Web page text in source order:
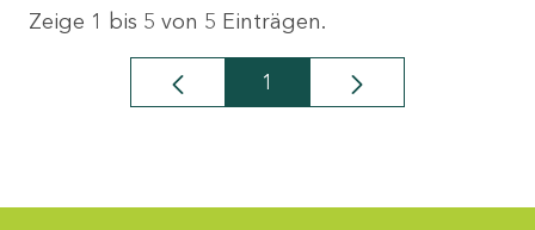
Zeige 1 bis 5 von 5 Einträgen.
Seite
1